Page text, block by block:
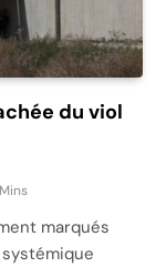
du viol
marqués